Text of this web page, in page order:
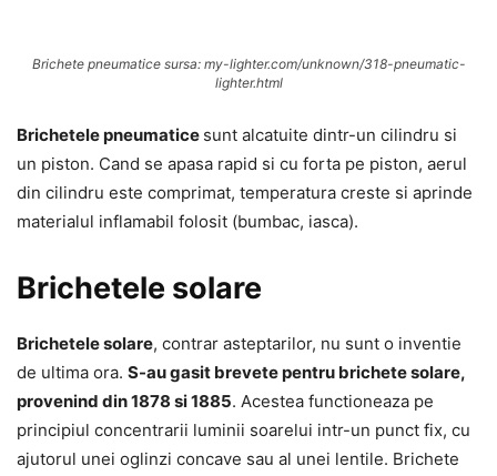
Brichete pneumatice sursa: my-lighter.com/unknown/318-pneumatic-
lighter.html
Brichetele pneumatice sunt alcatuite dintr-un cilindru si
un piston. Cand se apasa rapid si cu forta pe piston, aerul
din cilindru este comprimat, temperatura creste si aprinde
materialul inflamabil folosit (bumbac, iasca).
Brichetele solare
Brichetele solare, contrar asteptarilor, nu sunt o inventie
de ultima ora. S-au gasit brevete pentru brichete solare,
provenind din 1878 si 1885. Acestea functioneaza pe
principiul concentrarii luminii soarelui intr-un punct fix, cu
ajutorul unei oglinzi concave sau al unei lentile. Brichete